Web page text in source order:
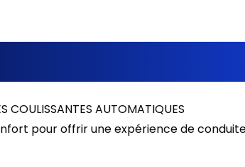
COULISSANTES AUTOMATIQUES
pour offrir une expérience de